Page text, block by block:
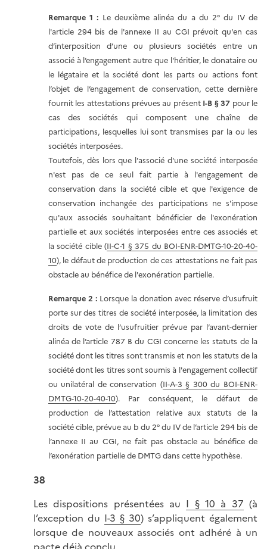
Remarque 1 : Le deuxième alinéa du a du 2° du IV de
l'article 294 bis de l'annexe II au CGI prévoit qu'en cas
d’interposition d’une ou plusieurs sociétés entre un
associé à l’engagement autre que l'héritier, le donataire ou
le légataire et la société dont les parts ou actions font
l’objet de l’engagement de conservation, cette dernière
fournit les attestations prévues au présent I-B § 37 pour le
cas des sociétés qui composent une chaîne de
participations, lesquelles lui sont transmises par la ou les
sociétés interposées.
Toutefois, dès lors que l'associé d'une société interposée
n'est pas de ce seul fait partie à l'engagement de
conservation dans la société cible et que l'exigence de
conservation inchangée des participations ne s'impose
qu'aux associés souhaitant bénéficier de l'exonération
partielle et aux sociétés interposées entre ces associés et
la société cible (II-C-1 § 375 du BOI-ENR-DMTG-10-20-40-
10), le défaut de production de ces attestations ne fait pas
obstacle au bénéfice de l'exonération partielle.
Remarque 2 :Lorsque la donation avec réserve d’usufruit
porte sur des titres de société interposée, la limitation des
droits de vote de l’usufruitier prévue par l’avant-dernier
alinéa de l’article 787 B du CGI concerne les statuts de la
société dont les titres sont transmis et non les statuts de la
société dont les titres sont soumis à l'engagement collectif
ou unilatéral de conservation (II-A-3 § 300 du BOI-ENR-
DMTG-10-20-40-10). Par conséquent, le défaut de
production de l’attestation relative aux statuts de la
société cible, prévue au b du 2° du IV de l’article 294 bis de
l’annexe II au CGI, ne fait pas obstacle au bénéfice de
l’exonération partielle de DMTG dans cette hypothèse.
38
Les dispositions présentées au I § 10 à 37 (à
l’exception du I-3 § 30) s’appliquent également
lorsque de nouveaux associés ont adhéré à un